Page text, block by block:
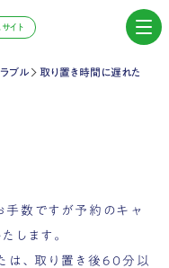
イト
ブル 取り置き時間に遅れた
数ですが予約のキャ
します。
は、取り置き後60分以